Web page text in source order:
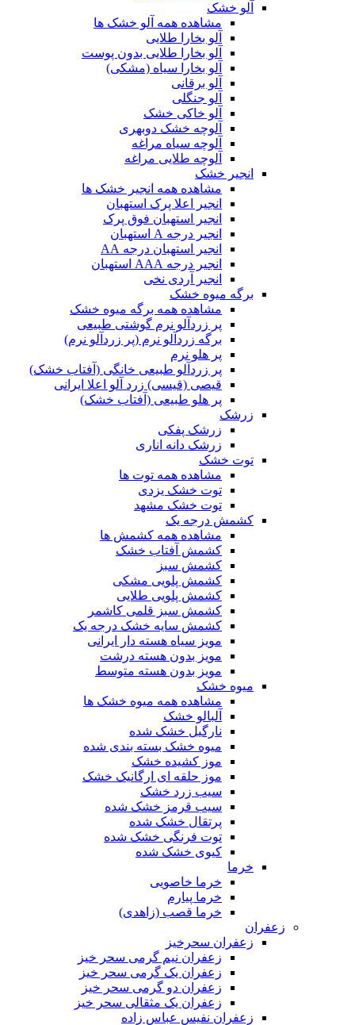
آلو خشک
مشاهده همه آلو خشک ها
آلو بخارا طلایی
آلو بخارا طلایی بدون پوست
آلو بخارا سیاه (مشکی)
آلو برقانی
آلو جنگلی
آلو خاکی خشک
آلوچه خشک دوبهری
آلوچه سیاه مراغه
آلوچه طلایی مراغه
انجیر خشک
مشاهده همه انجیر خشک ها
انجیر اعلا پرک استهبان
انجیر استهبان فوق پرک
انجیر درجه A استهبان
انجیر استهبان درجه AA
انجیر درجه AAA استهبان
انجیر آردی نخی
برگه میوه خشک
مشاهده همه برگه میوه خشک
پر زردآلو نرم گوشتی طبیعی
برگه زردآلو نرم (پر زردآلو نرم)
پر هلو نرم
پر زردآلو طبیعی خانگی (آفتاب خشک)
قیصی (قیسی) زرد آلو اعلا ایرانی
پر هلو طبیعی (آفتاب خشک)
زرشک
زرشک پفکی
زرشک دانه اناری
توت خشک
مشاهده همه توت ها
توت خشک یزدی
توت خشک مشهد
کشمش درجه یک
مشاهده همه کشمش ها
کشمش آفتاب خشک
کشمش سبز
کشمش پلویی مشکی
کشمش پلویی طلایی
کشمش سبز قلمی کاشمر
کشمش سایه خشک درجه یک
مویز سیاه هسته دار ایرانی
مویز بدون هسته درشت
مویز بدون هسته متوسط
میوه خشک
مشاهده همه میوه خشک ها
آلبالو خشک
نارگیل خشک شده
میوه خشک بسته بندی شده
موز کشیده خشک
موز حلقه ای ارگانیک خشک
سیب زرد خشک
سیب قرمز خشک شده
پرتقال خشک شده
توت فرنگی خشک شده
کیوی خشک شده
خرما
خرما خاصویی
خرما پیارم
خرما قصب (زاهدی)
زعفران
زعفران سحرخیز
زعفران نیم گرمی سحر خیز
زعفران یک گرمی سحر خیز
زعفران دو گرمی سحر خیز
زعفران یک مثقالی سحر خیز
زعفران نفیس عباس زاده